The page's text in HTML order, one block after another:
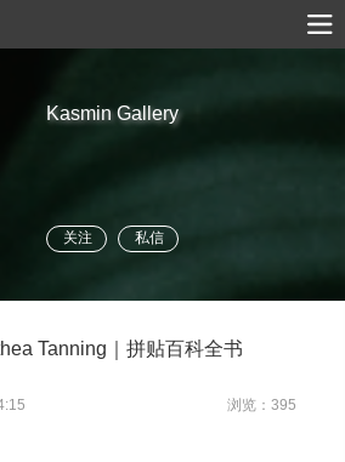
Kasmin Gallery
关注 私信
Tanning｜拼贴百科全书
浏览：395